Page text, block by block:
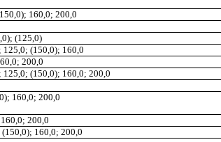
); 160,0; 200,0
(125,0)
(150,0); 160,0
200,0
(150,0); 160,0; 200,0
160,0; 200,0
200,0
160,0; 200,0